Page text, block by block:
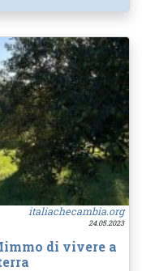
italiachecambia.org
24.05.2023
di vivere a